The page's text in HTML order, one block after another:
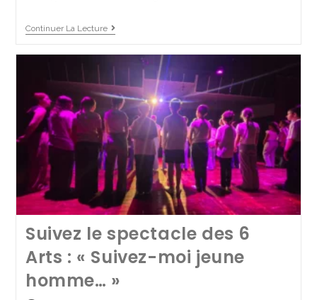
Continuer La Lecture
Suivez le spectacle des 6
Arts : « Suivez-moi jeune
homme… »
Challenge de fin d’année
pour nos 3èmes